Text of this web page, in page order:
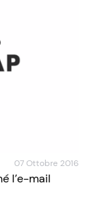
07 Ottobre 2016
l’e-mail